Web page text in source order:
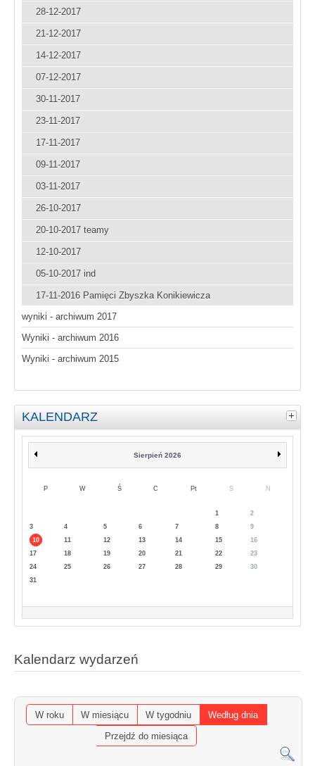
28-12-2017
21-12-2017
14-12-2017
07-12-2017
30-11-2017
23-11-2017
17-11-2017
09-11-2017
03-11-2017
26-10-2017
20-10-2017 teamy
12-10-2017
05-10-2017 ind
17-11-2016 Pamięci Zbyszka Konikiewicza
wyniki - archiwum 2017
Wyniki - archiwum 2016
Wyniki - archiwum 2015
KALENDARZ
Sierpień 2026
P W Ś C Pt S N
1
2
3
4 5 6 7 8
9
10
11 12 13 14 15
16
17
18 19 20 21 22
23
24
25 26 27 28 29
30
31
Kalendarz wydarzeń
W roku W miesiącu W tygodniu
Według dnia
Przejdź do miesiąca